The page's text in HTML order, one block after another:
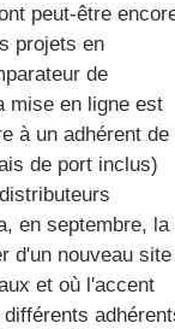
peut-être
projets en
de
mise en ligne est
à un adhérent de
de port inclus)
en septembre, la
d'un nouveau site
et où l'accent